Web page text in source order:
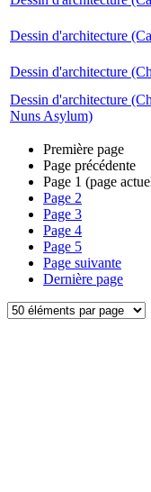
Dessin d'architecture
Dessin d'architecture
Dessin d'architecture
Nuns Asylum)
Première page
Page précédente
Page 1 (page
Page 2
Page 3
Page 4
Page 5
Page suivante
Dernière page